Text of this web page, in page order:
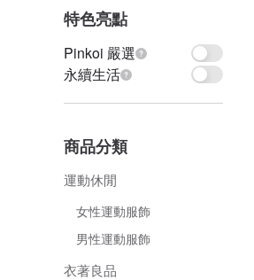
特色亮點
Pinkoi 嚴選
永續生活
商品分類
運動休閒
女性運動服飾
男性運動服飾
衣著良品